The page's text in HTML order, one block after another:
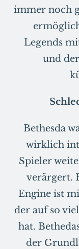
immer noch
Legends
und
Bethesda
wirklich
Spieler
verärgert.
Engine ist
der auf so
hat.
der